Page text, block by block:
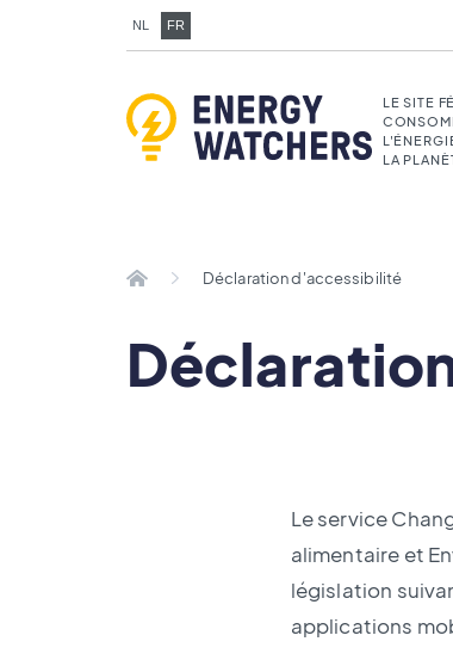
NL FR
LE SITE
LA
Déclaration d'accessibilité
Le service
alimentaire et
législation
applications